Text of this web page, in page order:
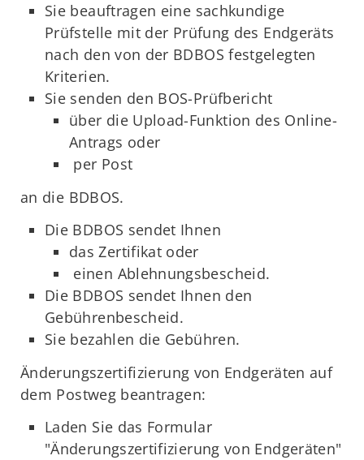
Sie beauftragen eine sachkundige
Prüfstelle mit der Prüfung des Endgeräts
nach den von der BDBOS festgelegten
Kriterien.
Sie senden den BOS-Prüfbericht
über die Upload-Funktion des Online-
Antrags oder
per Post
an die BDBOS.
Die BDBOS sendet Ihnen
das Zertifikat oder
einen Ablehnungsbescheid.
Die BDBOS sendet Ihnen den
Gebührenbescheid.
Sie bezahlen die Gebühren.
Änderungszertifizierung von Endgeräten auf
dem Postweg beantragen:
Laden Sie das Formular
"Änderungszertifizierung von Endgeräten"